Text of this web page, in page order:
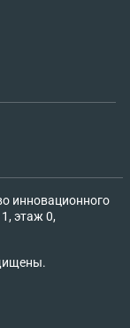
инновационного
этаж 0,